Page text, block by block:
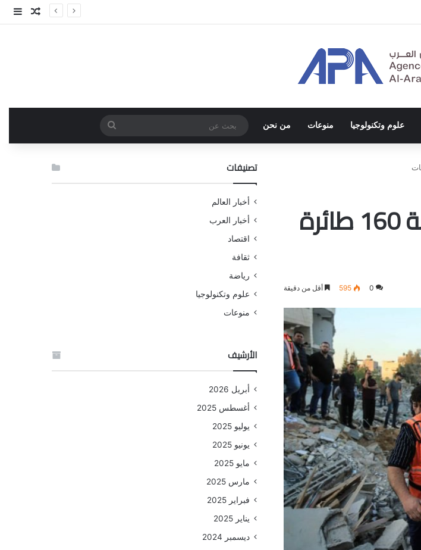
مقال
علوم وتكنولوجيا منوعات من نحن
بحث
عن
جيش الاحتلال يقصف غزة بمشاركة 160 طائرة
0
595 أقل من دقيقة
تصنيفات
أخبار العالم
أخبار العرب
اقتصاد
ثقافة
رياضة
علوم وتكنولوجيا
منوعات
الأرشيف
أبريل 2026
أغسطس 2025
يوليو 2025
يونيو 2025
مايو 2025
مارس 2025
فبراير 2025
يناير 2025
ديسمبر 2024